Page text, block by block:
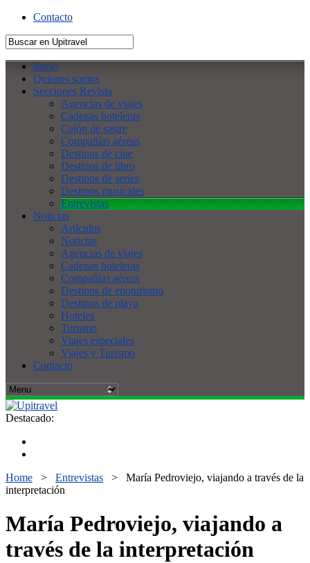
Contacto
Inicio
Quienes somos
Secciones Revista
Agencias de viajes
Cadenas hoteleras
Cajón de sastre
Compañías aéreas
Destinos de cine
Destinos de libro
Destinos de series
Destinos musicales
Entrevistas
Noticias
Artículos
Noticias
Agencias de viajes
Cadenas hoteleras
Compañías aéreas
Destinos de enoturismo
Destinos de playa
Hoteles
Turismo
Viajes especiales
Viajes y Turismo
Contacto
Destacado:
Home > Entrevistas > María Pedroviejo, viajando a través de la
interpretación
María Pedroviejo, viajando a
través de la interpretación